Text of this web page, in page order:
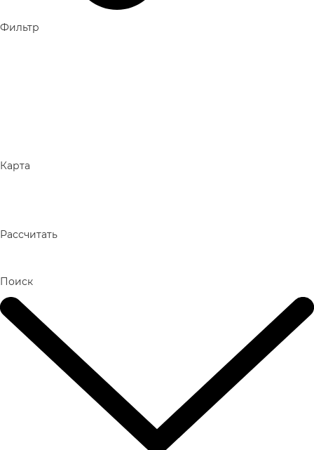
Фильтр
Карта
Рассчитать
Поиск